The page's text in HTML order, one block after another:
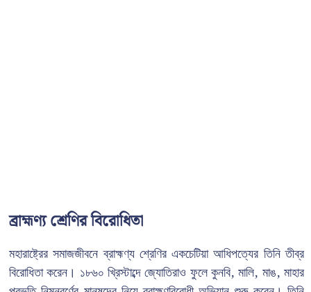
ব্রাহ্মণ্য শ্রেণির বিরোধিতা
মহারাষ্ট্রের সমাজজীবনে ব্রাহ্মণ্য শ্রেণির একচেটিয়া আধিপত্যের তিনি তীব্র
বিরোধিতা করেন। ১৮৬০ খ্রিস্টাব্দে জ্যোতিরাও ফুলে কুনবি, মালি, মাঙ, মাহার